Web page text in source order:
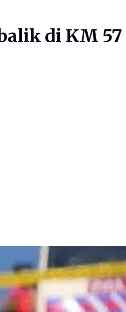
di KM 57